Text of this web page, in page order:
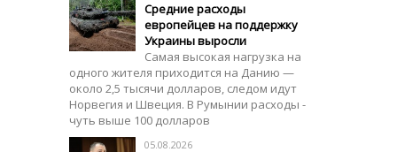
Средние расходы
европейцев на поддержку
Украины выросли
Самая высокая нагрузка на
одного жителя приходится на Данию —
около 2,5 тысячи долларов, следом идут
Норвегия и Швеция. В Румынии расходы -
чуть выше 100 долларов
05.08.2026